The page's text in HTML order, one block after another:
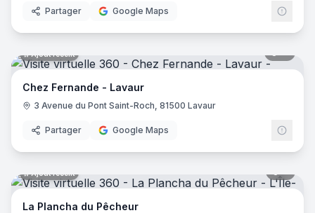
Partager Google Maps
Ajout récent
Chez Fernande - Lavaur
3 Avenue du Pont Saint-Roch, 81500 Lavaur
Partager Google Maps
Ajout récent
La Plancha du Pêcheur